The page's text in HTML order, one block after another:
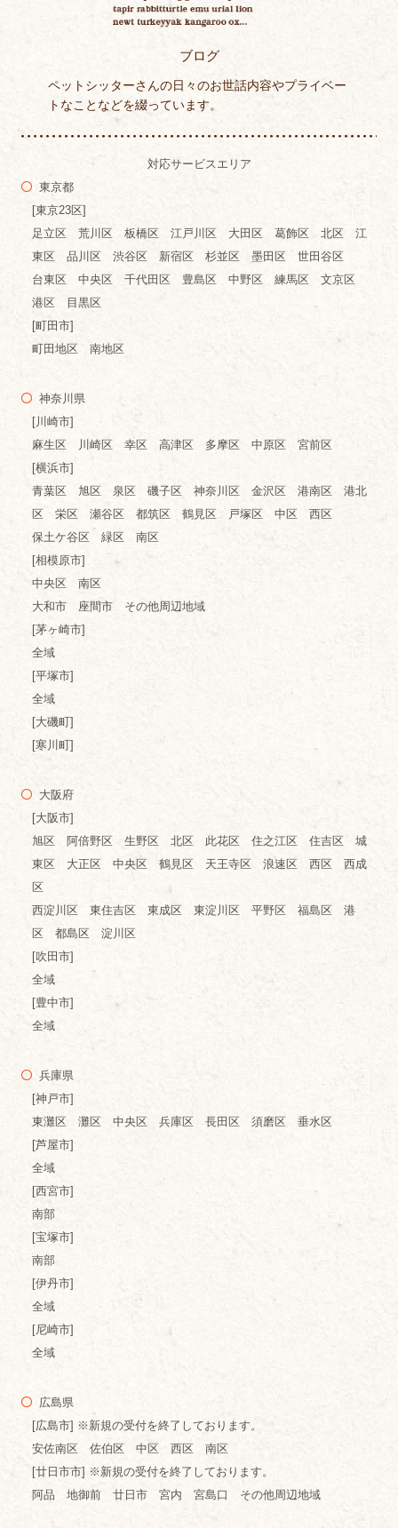
ブログ
ペットシッターさんの日々のお世話内容やプライベー
トなことなどを綴っています。
対応サービスエリア
東京都
[東京23区]
足立区 荒川区 板橋区 江戸川区 大田区 葛飾区 北区 江
東区 品川区 渋谷区 新宿区 杉並区 墨田区 世田谷区
台東区 中央区 千代田区 豊島区 中野区 練馬区 文京区
港区 目黒区
[町田市]
町田地区 南地区
神奈川県
[川崎市]
麻生区 川崎区 幸区 高津区 多摩区 中原区 宮前区
[横浜市]
青葉区 旭区 泉区 磯子区 神奈川区 金沢区 港南区 港北
区 栄区 瀬谷区 都筑区 鶴見区 戸塚区 中区 西区
保土ケ谷区 緑区 南区
[相模原市]
中央区 南区
大和市 座間市 その他周辺地域
[茅ヶ崎市]
全域
[平塚市]
全域
[大磯町]
[寒川町]
大阪府
[大阪市]
旭区 阿倍野区 生野区 北区 此花区 住之江区 住吉区 城
東区 大正区 中央区 鶴見区 天王寺区 浪速区 西区 西成
区
西淀川区 東住吉区 東成区 東淀川区 平野区 福島区 港
区 都島区 淀川区
[吹田市]
全域
[豊中市]
全域
兵庫県
[神戸市]
東灘区 灘区 中央区 兵庫区 長田区 須磨区 垂水区
[芦屋市]
全域
[西宮市]
南部
[宝塚市]
南部
[伊丹市]
全域
[尼崎市]
全域
広島県
[広島市] ※新規の受付を終了しております。
安佐南区 佐伯区 中区 西区 南区
[廿日市市] ※新規の受付を終了しております。
阿品 地御前 廿日市 宮内 宮島口 その他周辺地域